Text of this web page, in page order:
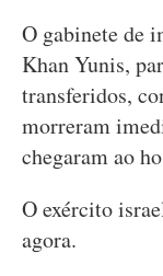
O gabinete de
Khan Yunis,
transferidos,
morreram
chegaram ao
O exército
agora.